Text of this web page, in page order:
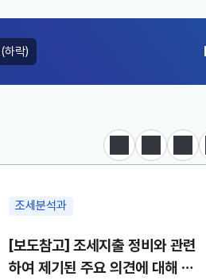
락)
상승)
조세분석과
[보도참고] 조세지출 정비와 관련
하여 제기된 주요 의견에 대해 설
정지 이전 다음